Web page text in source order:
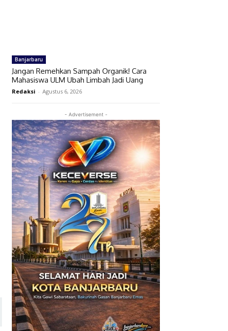
Banjarbaru
Jangan Remehkan Sampah Organik! Cara
Mahasiswa ULM Ubah Limbah Jadi Uang
Redaksi - Agustus 6, 2026
- Advertisement -